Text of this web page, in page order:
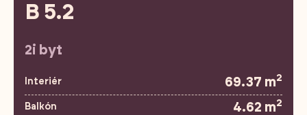
B 5.2
2i byt
Interiér 69.37 m2
Balkón 4.62 m2